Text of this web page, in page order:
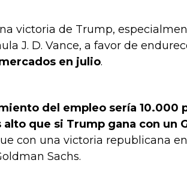
victoria de Trump,
J. D. Vance, a favor de
en julio.
del empleo sería 10.000
alto que si Trump gana con un
con una victoria republicana
Sachs.